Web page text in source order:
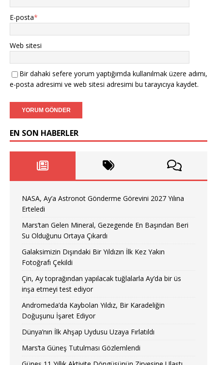
E-posta*
Web sitesi
Bir dahaki sefere yorum yaptığımda kullanılmak üzere adımı,
e-posta adresimi ve web sitesi adresimi bu tarayıcıya kaydet.
EN SON HABERLER
NASA, Ay’a Astronot Gönderme Görevini 2027 Yılına
Erteledi
Mars’tan Gelen Mineral, Gezegende En Başından Beri
Su Olduğunu Ortaya Çıkardı
Galaksimizin Dışındaki Bir Yıldızın İlk Kez Yakın
Fotoğrafı Çekildi
Çin, Ay toprağından yapılacak tuğlalarla Ay’da bir üs
inşa etmeyi test ediyor
Andromeda’da Kaybolan Yıldız, Bir Karadeliğin
Doğuşunu İşaret Ediyor
Dünya’nın İlk Ahşap Uydusu Uzaya Fırlatıldı
Mars’ta Güneş Tutulması Gözlemlendi